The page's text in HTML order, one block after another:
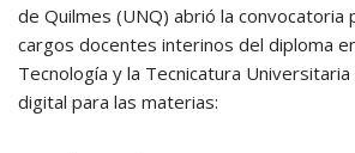
de Quilmes (UNQ) abrió la convocatoria
cargos docentes interinos del diploma
Tecnología y la Tecnicatura
digital para las materias: